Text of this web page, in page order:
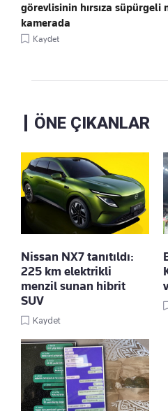
görevlisinin hırsıza süpürgeli
kamerada
Kaydet
ÖNE ÇIKANLAR
Nissan NX7 tanıtıldı:
225 km elektrikli
menzil sunan hibrit
SUV
Kaydet